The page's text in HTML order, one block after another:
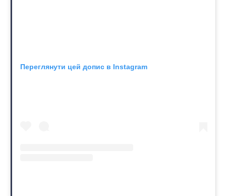
Переглянути цей допис в Instagram